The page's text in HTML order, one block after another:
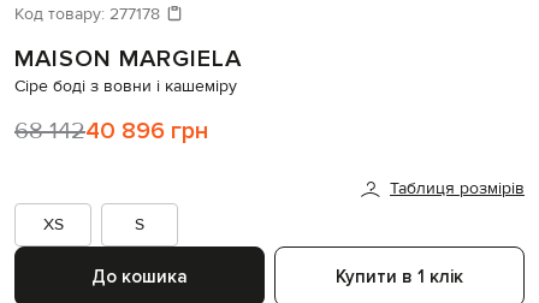
Код товару: 277178
MAISON MARGIELA
Сіре боді з вовни і кашеміру
68 14240 896 грн
Таблиця розмірів
XS
S
До кошика Купити в 1 клік